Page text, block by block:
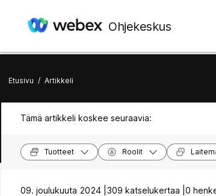
Ohjekeskus
Etusivu / Artikkeli
Tämä artikkeli koskee seuraavia:
Tuotteet Roolit
09. joulukuuta 2024 | 309 katselukertaa | 0